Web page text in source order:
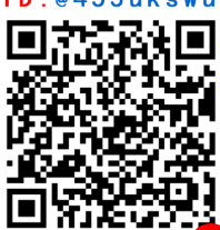
GMT+8, 2026-8-9 02:58,
© 2001-2011 Powered by
快速回復 返回頂部 返回列